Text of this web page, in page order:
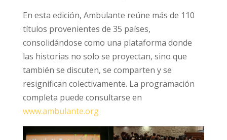
En esta edición, Ambulante reúne más de 110
títulos provenientes de 35 países,
consolidándose como una plataforma donde
las historias no solo se proyectan, sino que
también se discuten, se comparten y se
resignifican colectivamente. La programación
completa puede consultarse en
www.ambulante.org